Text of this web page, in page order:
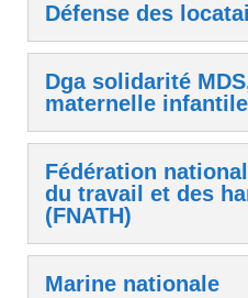
Défense des
Dga solidarité
maternelle infantile
Fédération
du travail et des
(FNATH)
Marine nationale